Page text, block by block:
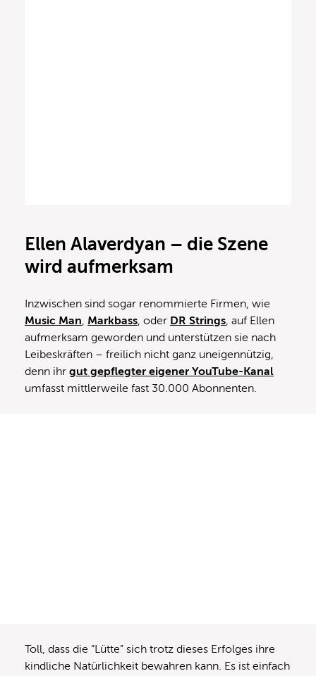
Ellen Alaverdyan – die Szene
wird aufmerksam
Inzwischen sind sogar renommierte Firmen, wie
Music Man, Markbass, oder DR Strings, auf Ellen
aufmerksam geworden und unterstützen sie nach
Leibeskräften – freilich nicht ganz uneigennützig,
denn ihr gut gepflegter eigener YouTube-Kanal
umfasst mittlerweile fast 30.000 Abonnenten.
Toll, dass die “Lütte” sich trotz dieses Erfolges ihre
kindliche Natürlichkeit bewahren kann. Es ist einfach